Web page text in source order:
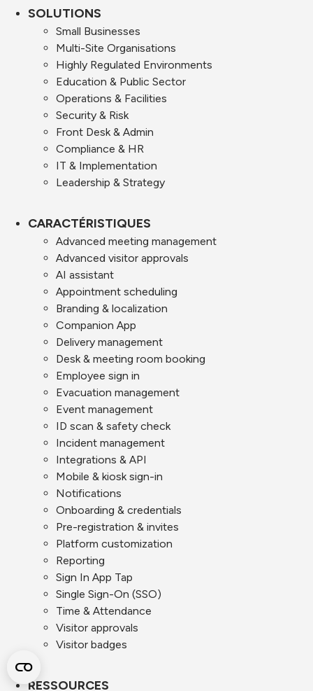
SOLUTIONS
Small Businesses
Multi-Site Organisations
Highly Regulated Environments
Education & Public Sector
Operations & Facilities
Security & Risk
Front Desk & Admin
Compliance & HR
IT & Implementation
Leadership & Strategy
CARACTÉRISTIQUES
Advanced meeting management
Advanced visitor approvals
AI assistant
Appointment scheduling
Branding & localization
Companion App
Delivery management
Desk & meeting room booking
Employee sign in
Evacuation management
Event management
ID scan & safety check
Incident management
Integrations & API
Mobile & kiosk sign-in
Notifications
Onboarding & credentials
Pre-registration & invites
Platform customization
Reporting
Sign In App Tap
Single Sign-On (SSO)
Time & Attendance
Visitor approvals
Visitor badges
RESSOURCES